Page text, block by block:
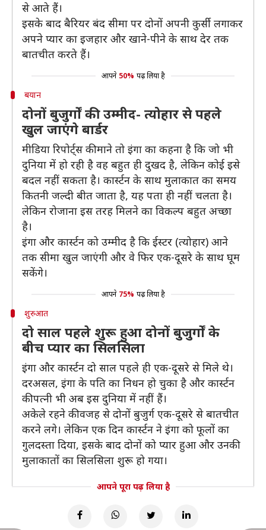
से आते हैं।
इसके बाद बैरियर बंद सीमा पर दोनों अपनी कुर्सी लगाकर
अपने प्यार का इजहार और खाने-पीने के साथ देर तक
बातचीत करते हैं।
आपने 50% पढ़ लिया है
बयान
दोनों बुजुर्गों की उम्मीद- त्योहार से पहले
खुल जाएंगे बार्डर
मीडिया रिपोर्ट्स की माने तो इंगा का कहना है कि जो भी
दुनिया में हो रही है वह बहुत ही दुखद है, लेकिन कोई इसे
बदल नहीं सकता है। कार्स्टन के साथ मुलाकात का समय
कितनी जल्दी बीत जाता है, यह पता ही नहीं चलता है।
लेकिन रोजाना इस तरह मिलने का विकल्प बहुत अच्छा
है।
इंगा और कार्स्टन को उम्मीद है कि ईस्टर (त्योहार) आने
तक सीमा खुल जाएंगी और वे फिर एक-दूसरे के साथ घूम
सकेंगे।
आपने 75% पढ़ लिया है
शुरुआत
दो साल पहले शुरू हुआ दोनों बुजुर्गों के
बीच प्यार का सिलसिला
इंगा और कार्स्टन दो साल पहले ही एक-दूसरे से मिले थे।
दरअसल, इंगा के पति का निधन हो चुका है और कार्स्टन
की पत्नी भी अब इस दुनिया में नहीं हैं।
अकेले रहने की वजह से दोनों बुजुर्ग एक-दूसरे से बातचीत
करने लगे। लेकिन एक दिन कार्स्टन ने इंगा को फूलों का
गुलदस्ता दिया, इसके बाद दोनों को प्यार हुआ और उनकी
मुलाकातों का सिलसिला शुरू हो गया।
आपने पूरा पढ़ लिया है